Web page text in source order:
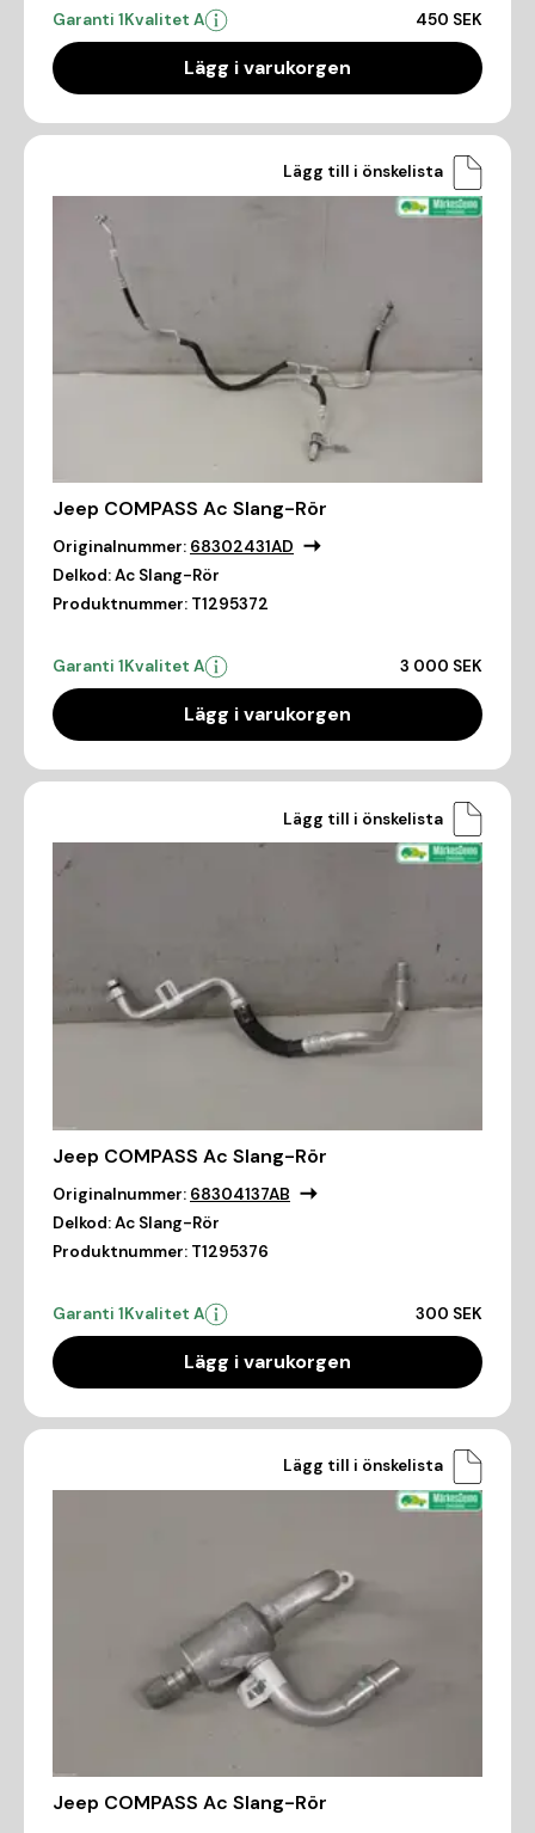
Garanti 1Kvalitet A 450 SEK
Lägg i varukorgen
Lägg till i önskelista
Jeep COMPASS Ac Slang-Rör
Originalnummer: 68302431AD
Delkod:Ac Slang-Rör
Produktnummer: T1295372
Garanti 1Kvalitet A 3 000 SEK
Lägg i varukorgen
Lägg till i önskelista
Jeep COMPASS Ac Slang-Rör
Originalnummer: 68304137AB
Delkod:Ac Slang-Rör
Produktnummer: T1295376
Garanti 1Kvalitet A 300 SEK
Lägg i varukorgen
Lägg till i önskelista
Jeep COMPASS Ac Slang-Rör